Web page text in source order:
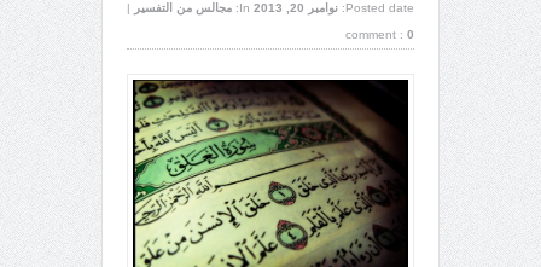
Posted date: نوامبر 20, 2013 In: مجالس من التفسير
|
comment : 0